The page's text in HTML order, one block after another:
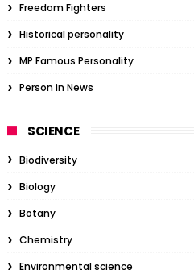
Freedom Fighters
Historical personality
MP Famous Personality
Person in News
SCIENCE
Biodiversity
Biology
Botany
Chemistry
Environmental science